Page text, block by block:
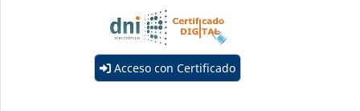
Acceso con Certificado